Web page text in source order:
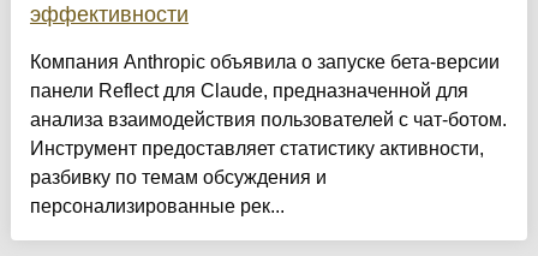
эффективности
Компания Anthropic объявила о запуске бета-версии
панели Reflect для Claude, предназначенной для
анализа взаимодействия пользователей с чат-ботом.
Инструмент предоставляет статистику активности,
разбивку по темам обсуждения и
персонализированные рек...